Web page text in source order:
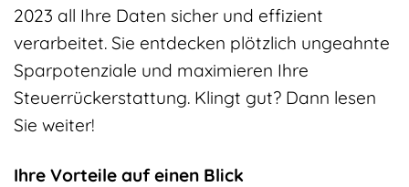
2023 all Ihre Daten sicher und effizient
verarbeitet. Sie entdecken plötzlich ungeahnte
Sparpotenziale und maximieren Ihre
Steuerrückerstattung. Klingt gut? Dann lesen
Sie weiter!
Ihre Vorteile auf einen Blick